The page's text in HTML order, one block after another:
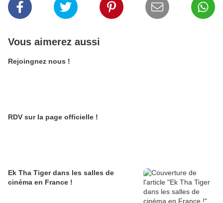
Vous aimerez aussi
Rejoingnez nous !
RDV sur la page officielle !
Ek Tha Tiger dans les salles de
cinéma en France !